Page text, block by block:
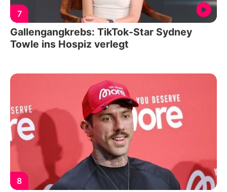
7
Gallengangkrebs: TikTok-Star Sydney
Towle ins Hospiz verlegt
8